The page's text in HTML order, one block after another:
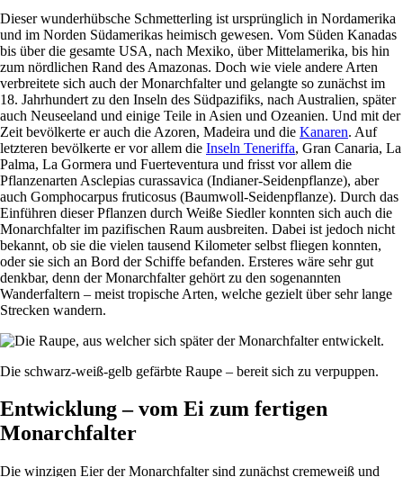
Dieser wunderhübsche Schmetterling ist ursprünglich in Nordamerika
und im Norden Südamerikas heimisch gewesen. Vom Süden Kanadas
bis über die gesamte USA, nach Mexiko, über Mittelamerika, bis hin
zum nördlichen Rand des Amazonas. Doch wie viele andere Arten
verbreitete sich auch der Monarchfalter und gelangte so zunächst im
18. Jahrhundert zu den Inseln des Südpazifiks, nach Australien, später
auch Neuseeland und einige Teile in Asien und Ozeanien. Und mit der
Zeit bevölkerte er auch die Azoren, Madeira und die Kanaren. Auf
letzteren bevölkerte er vor allem die Inseln Teneriffa, Gran Canaria, La
Palma, La Gormera und Fuerteventura und frisst vor allem die
Pflanzenarten Asclepias curassavica (Indianer-Seidenpflanze), aber
auch Gomphocarpus fruticosus (Baumwoll-Seidenpflanze). Durch das
Einführen dieser Pflanzen durch Weiße Siedler konnten sich auch die
Monarchfalter im pazifischen Raum ausbreiten. Dabei ist jedoch nicht
bekannt, ob sie die vielen tausend Kilometer selbst fliegen konnten,
oder sie sich an Bord der Schiffe befanden. Ersteres wäre sehr gut
denkbar, denn der Monarchfalter gehört zu den sogenannten
Wanderfaltern – meist tropische Arten, welche gezielt über sehr lange
Strecken wandern.
Die schwarz-weiß-gelb gefärbte Raupe – bereit sich zu verpuppen.
Entwicklung – vom Ei zum fertigen
Monarchfalter
Die winzigen Eier der Monarchfalter sind zunächst cremeweiß und